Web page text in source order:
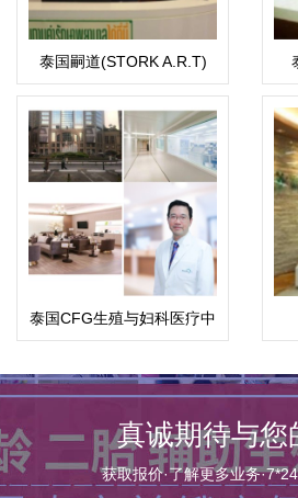
泰国嗣道(STORK A.R.T)
泰国CFG生殖与妇科医疗中
心
真诚期待与您
获取报价·了解更多业务